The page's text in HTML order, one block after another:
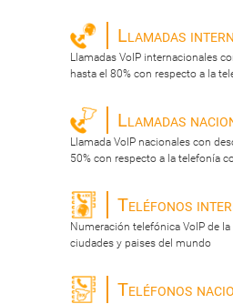
Llamadas
Llamadas VoIP internacionales
hasta el 80% con respecto a la
Llamadas
Llamada VoIP nacionales con
50% con respecto a la telefonía
Teléfonos
Numeración telefónica VoIP de
ciudades y paises del mundo
Teléfonos